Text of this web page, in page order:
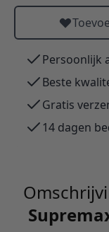
Persoonlijk
Beste
Gratis
14 dagen